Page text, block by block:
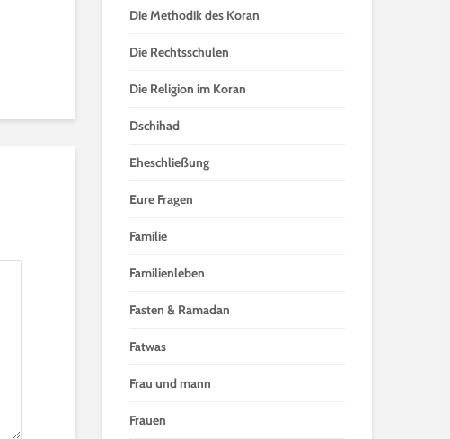
Die Methodik des Koran
Die Rechtsschulen
Die Religion im Koran
Dschihad
Eheschließung
Eure Fragen
Familie
Familienleben
Fasten & Ramadan
Fatwas
Frau und mann
Frauen